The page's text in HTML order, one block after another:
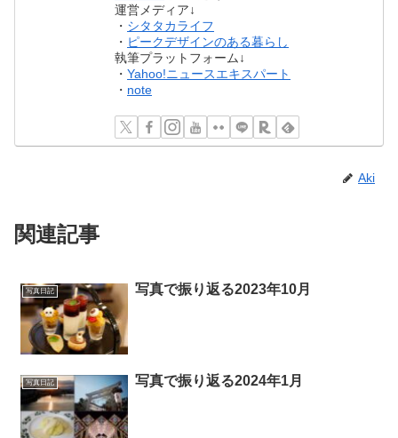
運営メディア↓
・ シタタカライフ
・ ピークデザインのある暮らし
執筆プラットフォーム↓
・Yahoo!ニュースエキスパート
・ note
Aki
関連記事
写真日記 写真で振り返る2023年10月
写真日記 写真で振り返る2024年1月